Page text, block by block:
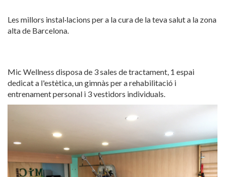
Les millors instal·lacions per a la cura de la teva salut a la zona
alta de Barcelona.
Mic Wellness disposa de 3 sales de tractament, 1 espai
dedicat a l'estètica, un gimnàs per a rehabilitació i
entrenament personal i 3 vestidors individuals.